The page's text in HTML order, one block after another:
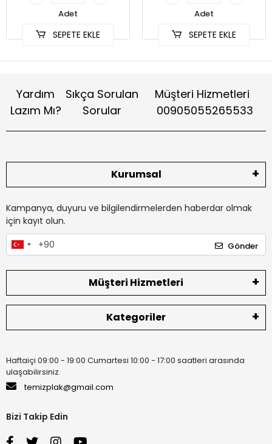
Adet
SEPETE EKLE
Adet
SEPETE EKLE
Yardım
Lazım Mı?
Sıkça Sorulan
Sorular
Müşteri Hizmetleri
00905055265533
Kurumsal
Kampanya, duyuru ve bilgilendirmelerden haberdar olmak
için kayıt olun.
Gönder
Müşteri Hizmetleri
Kategoriler
Haftaiçi 09:00 - 19:00 Cumartesi 10:00 - 17:00 saatleri arasında
ulaşabilirsiniz.
temizplak@gmail.com
Bizi Takip Edin